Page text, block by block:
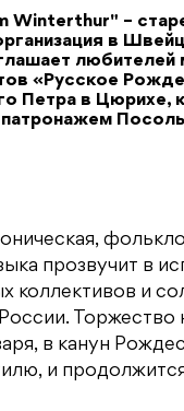
Winterthur" –
в
любителей
«Русское
Петра в Цюрихе,
прозвучит в
коллективов и
Торжество
в канун
и